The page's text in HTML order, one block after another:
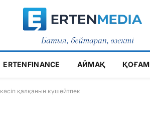
ERTENFINANCE АЙМАҚ ҚОҒАМ
қалқанын күшейтпек